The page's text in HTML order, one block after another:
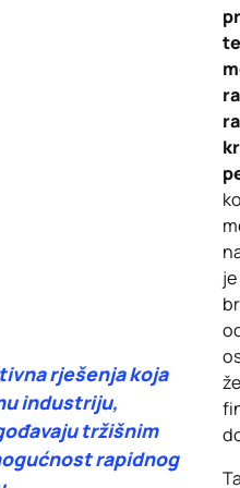
rješenja koja
industriju,
tržišnim
rapidnog